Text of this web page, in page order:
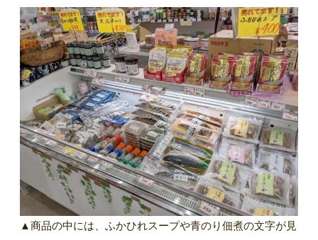
▲商品の中には、ふかひれスープや青のり佃煮の文字が見